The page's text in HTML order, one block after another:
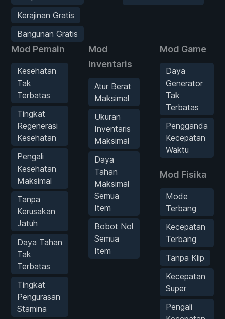
Kerajinan Gratis
Bangunan Gratis
Mod Pemain
Kesehatan
Tak
Terbatas
Tingkat
Regenerasi
Kesehatan
Pengali
Kesehatan
Maksimal
Tanpa
Kerusakan
Jatuh
Daya Tahan
Tak
Terbatas
Tingkat
Pengurasan
Stamina
Mod
Inventaris
Atur Berat
Maksimal
Ukuran
Inventaris
Maksimal
Daya
Tahan
Maksimal
Semua
Item
Bobot Nol
Semua
Item
Mod Game
Daya
Generator
Tak
Terbatas
Pengganda
Kecepatan
Waktu
Mod Fisika
Mode
Terbang
Kecepatan
Terbang
Tanpa Klip
Kecepatan
Super
Pengali